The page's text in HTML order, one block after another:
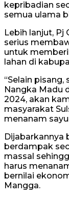
kepribadian
semua ulama
Lebih lanjut, Pj
serius
untuk
lahan di
“Selain
Nangka Madu
2024, akan
masyarakat
menanam
Dijabarkannya
berdampak
massal
harus
bernilai
Mangga.